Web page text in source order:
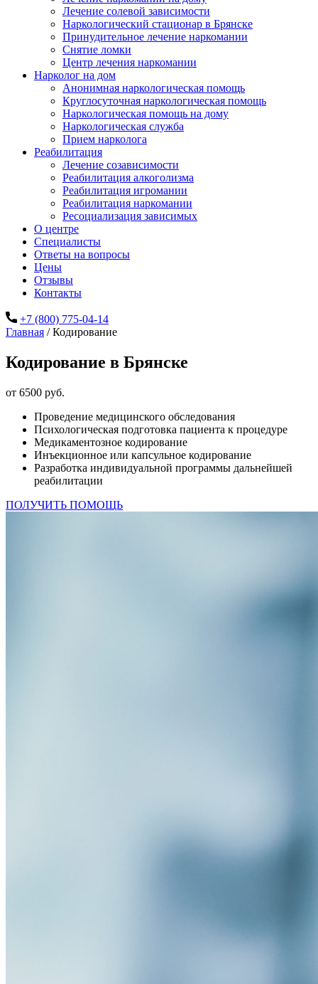
Лечение солевой зависимости
Наркологический стационар в Брянске
Принудительное лечение наркомании
Снятие ломки
Центр лечения наркомании
Нарколог на дом
Анонимная наркологическая помощь
Круглосуточная наркологическая помощь
Наркологическая помощь на дому
Наркологическая служба
Прием нарколога
Реабилитация
Лечение созависимости
Реабилитация алкоголизма
Реабилитация игромании
Реабилитация наркомании
Ресоциализация зависимых
О центре
Специалисты
Ответы на вопросы
Цены
Отзывы
Контакты
+7 (800) 775-04-14
Главная /Кодирование
Кодирование в Брянске
от 6500 руб.
Проведение медицинского обследования
Психологическая подготовка пациента к процедуре
Медикаментозное кодирование
Инъекционное или капсульное кодирование
Разработка индивидуальной программы дальнейшей
реабилитации
ПОЛУЧИТЬ ПОМОЩЬ